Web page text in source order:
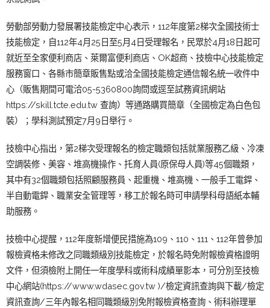
勞動部勞動力發展署技能檢定中心表示，112年度第2梯次全國技術士
技能檢定，自112年4月25日至5月4日受理報名，民眾於4月18日起可
就近至全家便利商店、萊爾富便利商店、OK超商、技檢中心技能檢定
服務窗口、各縣市簡章販售點或洽全國技能檢定通信報名統一收件中
心（販售期間可電洽05-5360800詢問或逕至試務資訊網站
https://skill.tcte.edu.tw 查詢）等通路購買簡章（全國檢定為白色包
裝）；學科測試預定7月9日舉行。
技檢中心指出，第2梯次受理報名的檢定職類包括就業服務乙級、冷凍
空調裝修、美容、堆高機操作、托育人員(原保母人員)等45個職類，
其中有32個職類包括照顧服務員、起重機、堆高機、一般手工電銲、
半自動電銲、職業安全管理等，移工於報名時可申請學科母語紙本輔
助服務。
技檢中心提醒，112年度新增便民措施為109、110、111、112年曾參加
報檢資格未修改之同職類級別技能檢定，於報名時免附報檢資格證明
文件，但須檢附上開任一年度學科或術科成績單影本，可分別至技檢
中心網站(https://www.wdasec.gov.tw )/檢定資訊查詢與下載/檢定
資訊查詢/三年內報名相同職類級別免附報檢資格查詢、術科辦理單